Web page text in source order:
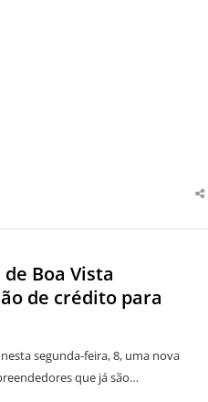
Boa Vista
de crédito para
segunda-feira, 8, uma nova
que já são…